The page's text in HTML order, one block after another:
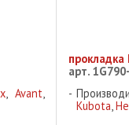
Avant
арт.
Kubota